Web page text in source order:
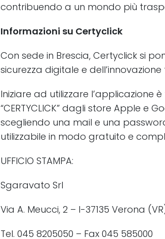
contribuendo a un mondo più
Informazioni su Certyclick
Con sede in Brescia, Certyclick si
sicurezza digitale e
Iniziare ad utilizzare l’applicazione
“CERTYCLICK” dagli store Apple e
scegliendo una mail e una
utilizzabile in modo gratuito e
UFFICIO STAMPA:
Sgaravato Srl
Via A. Meucci, 2 – I-37135 Verona
Tel. 045 8205050 – Fax 045 585000